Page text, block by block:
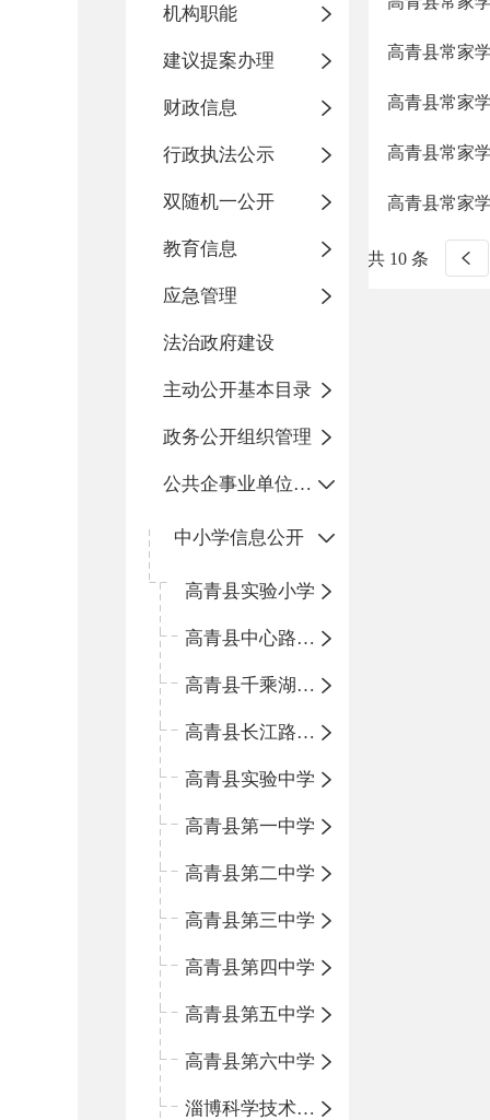
机构职能
建议提案办理
财政信息
行政执法公示
双随机一公开
教育信息
应急管理
法治政府建设
主动公开基本目录
政务公开组织管理
公共企事业单位信息公开
中小学信息公开
高青县实验小学
高青县中心路小学
高青县千乘湖小学
高青县长江路小学
高青县实验中学
高青县第一中学
高青县第二中学
高青县第三中学
高青县第四中学
高青县第五中学
高青县第六中学
淄博科学技术学校
高青县常家
高青县常家
高青县常家
高青县常家
共 10 条